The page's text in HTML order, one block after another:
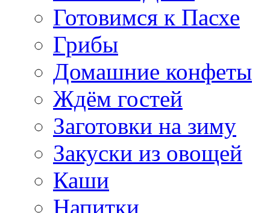
Готовимся к Пасхе
Грибы
Домашние конфеты
Ждём гостей
Заготовки на зиму
Закуски из овощей
Каши
Напитки